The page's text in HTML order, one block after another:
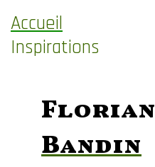
Accueil
Inspirations
Florian
Bandin